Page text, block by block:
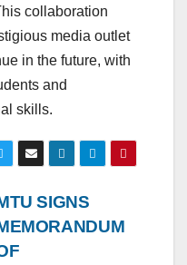
collaboration
media outlet
in the future, with
and
skills.
SIGNS